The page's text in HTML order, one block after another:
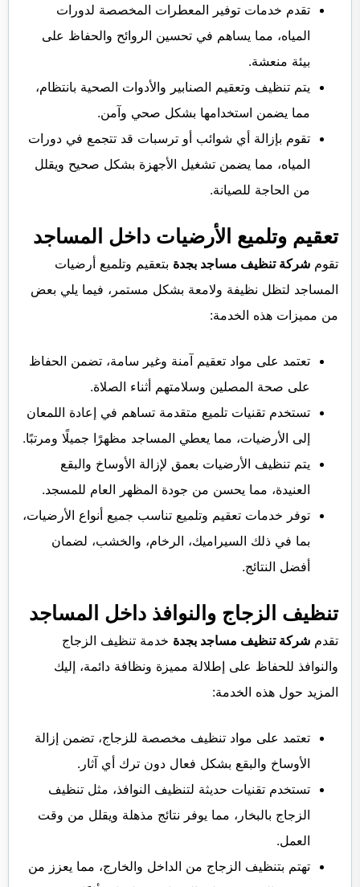
تقدم خدمات توفير المعطرات المخصصة لدورات
المياه، مما يساهم في تحسين الروائح والحفاظ على
بيئة منعشة.
يتم تنظيف وتعقيم الصنابير والأدوات الصحية بانتظام،
مما يضمن استخدامها بشكل صحي وآمن.
تقوم بإزالة أي شوائب أو ترسبات قد تتجمع في دورات
المياه، مما يضمن تشغيل الأجهزة بشكل صحيح ويقلل
من الحاجة للصيانة.
تعقيم وتلميع الأرضيات داخل المساجد
تقوم شركة تنظيف مساجد بجدة بتعقيم وتلميع أرضيات
المساجد لتظل نظيفة ولامعة بشكل مستمر، فيما يلي بعض
من مميزات هذه الخدمة:
تعتمد على مواد تعقيم آمنة وغير سامة، تضمن الحفاظ
على صحة المصلين وسلامتهم أثناء الصلاة.
تستخدم تقنيات تلميع متقدمة تساهم في إعادة اللمعان
إلى الأرضيات، مما يعطي المساجد مظهرًا جميلًا ومرتبًا.
يتم تنظيف الأرضيات بعمق لإزالة الأوساخ والبقع
العنيدة، مما يحسن من جودة المظهر العام للمسجد.
توفر خدمات تعقيم وتلميع تناسب جميع أنواع الأرضيات،
بما في ذلك السيراميك، الرخام، والخشب، لضمان
أفضل النتائج.
تنظيف الزجاج والنوافذ داخل المساجد
تقدم شركة تنظيف مساجد بجدة خدمة تنظيف الزجاج
والنوافذ للحفاظ على إطلالة مميزة ونظافة دائمة، إليك
المزيد حول هذه الخدمة:
تعتمد على مواد تنظيف مخصصة للزجاج، تضمن إزالة
الأوساخ والبقع بشكل فعال دون ترك أي آثار.
تستخدم تقنيات حديثة لتنظيف النوافذ، مثل تنظيف
الزجاج بالبخار، مما يوفر نتائج مذهلة ويقلل من وقت
العمل.
تهتم بتنظيف الزجاج من الداخل والخارج، مما يعزز من